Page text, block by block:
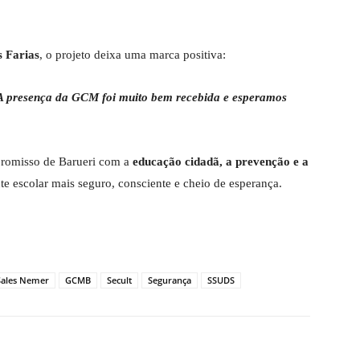
Farias, o projeto deixa uma marca positiva:
da GCM foi muito bem recebida e esperamos
de Barueri com a educação cidadã, a prevenção e a
escolar mais seguro, consciente e cheio de esperança.
Nemer GCMB Secult Segurança SSUDS